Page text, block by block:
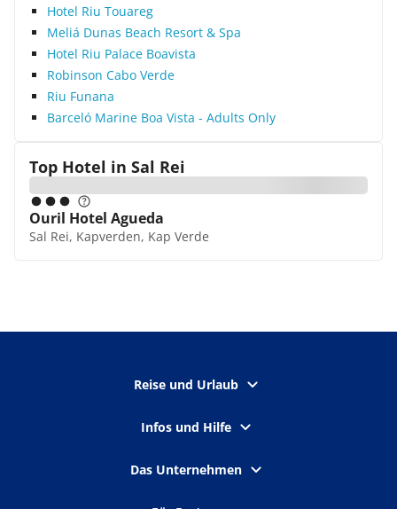
Hotel Riu Touareg
Meliá Dunas Beach Resort & Spa
Hotel Riu Palace Boavista
Robinson Cabo Verde
Riu Funana
Barceló Marine Boa Vista - Adults Only
Top Hotel in Sal Rei
Ouril Hotel Agueda
Sal Rei, Kapverden, Kap Verde
Reise und Urlaub
Infos und Hilfe
Das Unternehmen